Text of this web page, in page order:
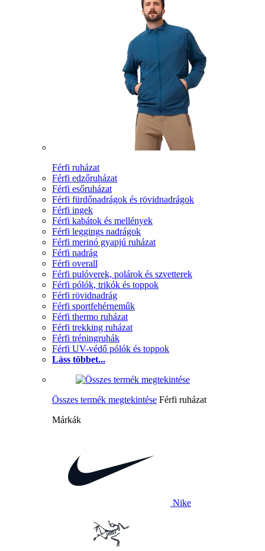
Férfi ruházat
Férfi edzőruházat
Férfi esőruházat
Férfi fürdőnadrágok és rövidnadrágok
Férfi ingek
Férfi kabátok és mellények
Férfi leggings nadrágok
Férfi merinó gyapjú ruházat
Férfi nadrág
Férfi overall
Férfi pulóverek, polárok és szvetterek
Férfi pólók, trikók és toppok
Férfi rövidnadrág
Férfi sportfehérneműk
Férfi thermo ruházat
Férfi trekking ruházat
Férfi tréningruhák
Férfi UV-védő pólók és toppok
Láss többet...
Összes termék megtekintése Férfi ruházat
Márkák
Nike